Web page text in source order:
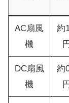
AC扇風
機
約
円
DC扇風
機
約
円